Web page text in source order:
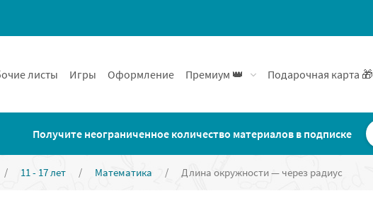
листы Игры Оформление Премиум 👑 Подарочная карта 🎁
Получите неограниченное количество материалов в подписке
/ 11 - 17 лет / Математика / Длина окружности — через радиус